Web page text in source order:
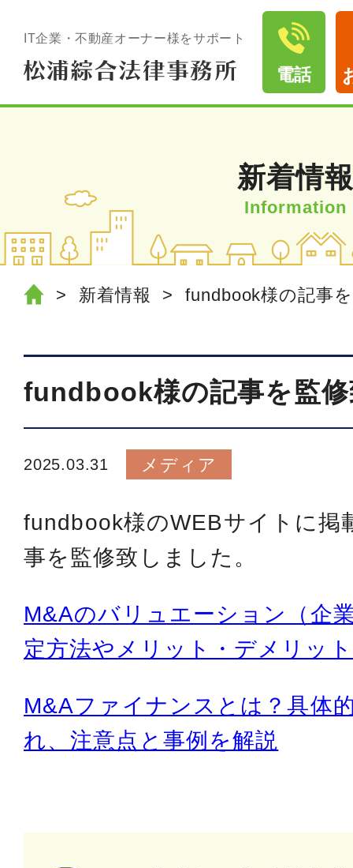
IT企業・不動産オーナー様をサポート
電話
新着情報
新着情報 fundbook様の記事
fundbook様の記事を監
2025.03.31 メディア
fundbook様のWEBサイトに掲
事を監修致しました。
M&Aのバリュエーション（企
定方法やメリット・デメリッ
M&Aファイナンスとは？具体
れ、注意点と事例を解説